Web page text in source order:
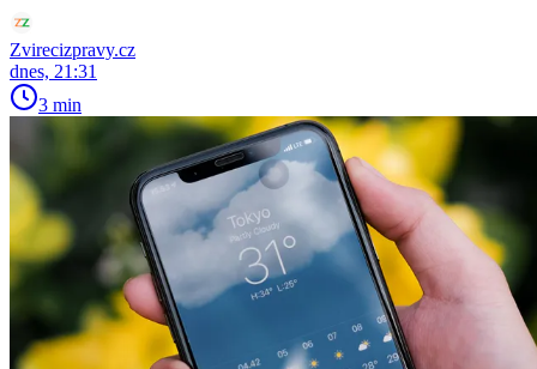
Zvirecizpravy.cz
dnes, 21:31
3 min